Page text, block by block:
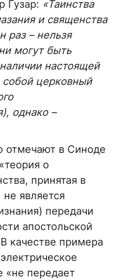
Гузар: «Таинства
и священства
раз – нельзя
могут быть
настоящей
церковный
однако –
отмечают в Синоде
о
принятая в
является
передачи
апостольской
качестве примера
«не передает